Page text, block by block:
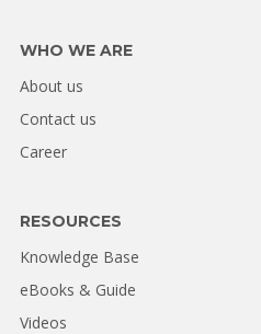
WHO WE ARE
About us
Contact us
Career
RESOURCES
Knowledge Base
eBooks & Guide
Videos